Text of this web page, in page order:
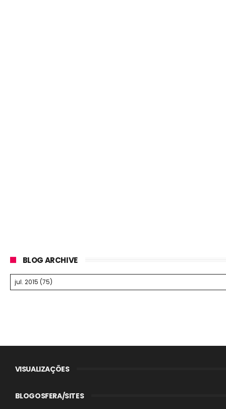
BLOG ARCHIVE
VISUALIZAÇÕES
BLOGOSFERA/SITES